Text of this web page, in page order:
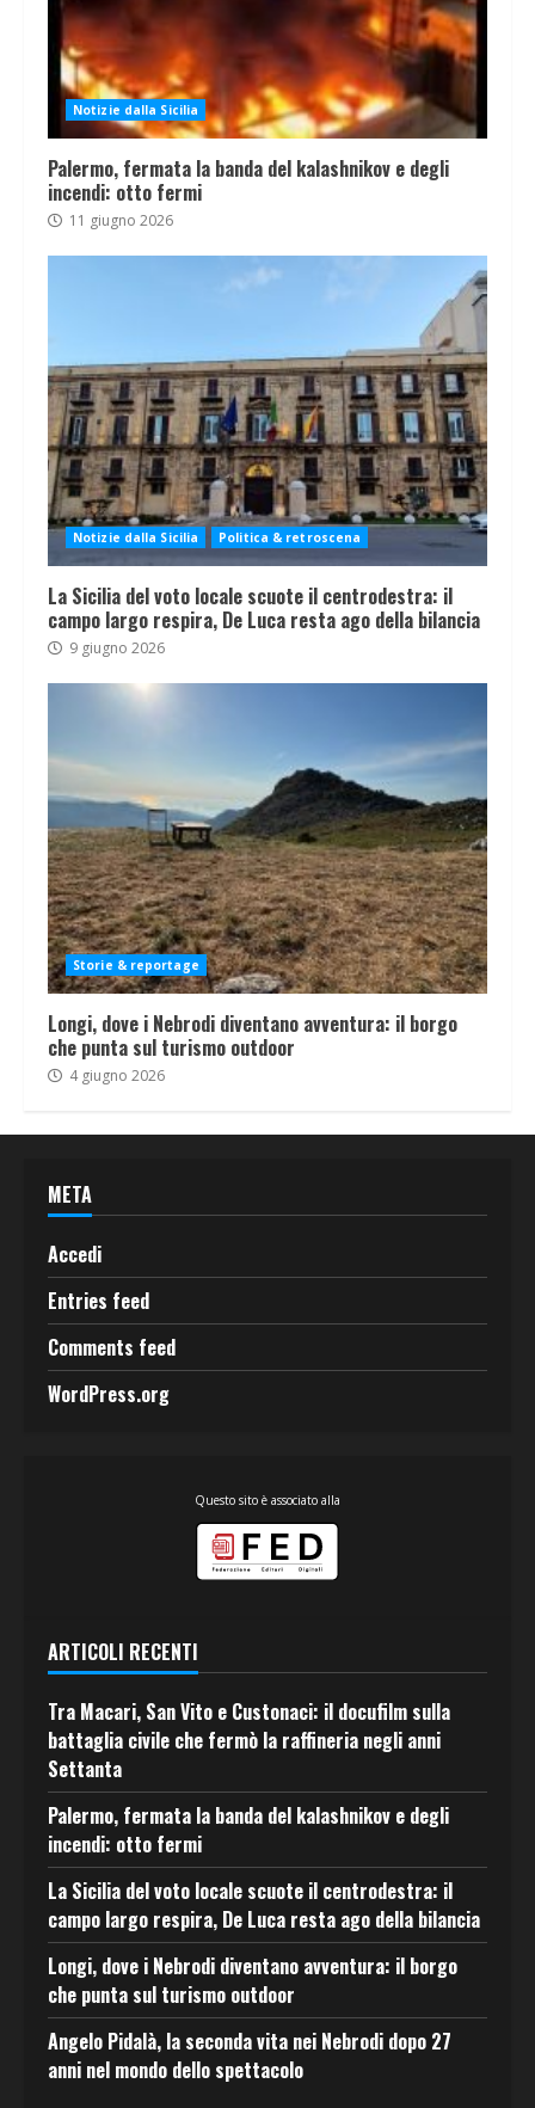
Notizie dalla Sicilia
Palermo, fermata la banda del kalashnikov e degli
incendi: otto fermi
11 giugno 2026
Notizie dalla Sicilia Politica & retroscena
La Sicilia del voto locale scuote il centrodestra: il
campo largo respira, De Luca resta ago della bilancia
9 giugno 2026
Storie & reportage
Longi, dove i Nebrodi diventano avventura: il borgo
che punta sul turismo outdoor
4 giugno 2026
META
Accedi
Entries feed
Comments feed
WordPress.org
Questo sito è associato alla
ARTICOLI RECENTI
Tra Macari, San Vito e Custonaci: il docufilm sulla
battaglia civile che fermò la raffineria negli anni
Settanta
Palermo, fermata la banda del kalashnikov e degli
incendi: otto fermi
La Sicilia del voto locale scuote il centrodestra: il
campo largo respira, De Luca resta ago della bilancia
Longi, dove i Nebrodi diventano avventura: il borgo
che punta sul turismo outdoor
Angelo Pidalà, la seconda vita nei Nebrodi dopo 27
anni nel mondo dello spettacolo